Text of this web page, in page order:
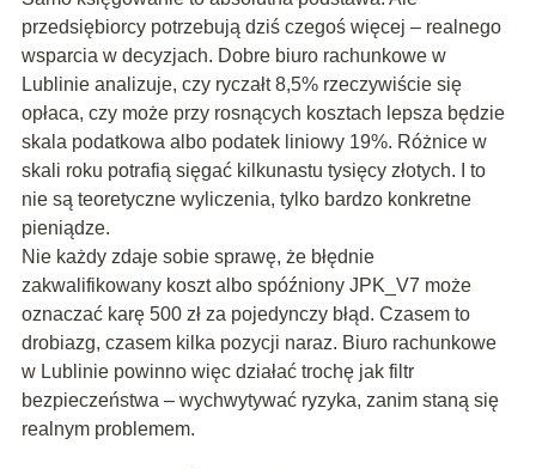
przedsiębiorcy potrzebują dziś czegoś więcej – realnego
wsparcia w decyzjach. Dobre biuro rachunkowe w
Lublinie analizuje, czy ryczałt 8,5% rzeczywiście się
opłaca, czy może przy rosnących kosztach lepsza będzie
skala podatkowa albo podatek liniowy 19%. Różnice w
skali roku potrafią sięgać kilkunastu tysięcy złotych. I to
nie są teoretyczne wyliczenia, tylko bardzo konkretne
pieniądze.
Nie każdy zdaje sobie sprawę, że błędnie
zakwalifikowany koszt albo spóźniony JPK_V7 może
oznaczać karę 500 zł za pojedynczy błąd. Czasem to
drobiazg, czasem kilka pozycji naraz. Biuro rachunkowe
w Lublinie powinno więc działać trochę jak filtr
bezpieczeństwa – wychwytywać ryzyka, zanim staną się
realnym problemem.